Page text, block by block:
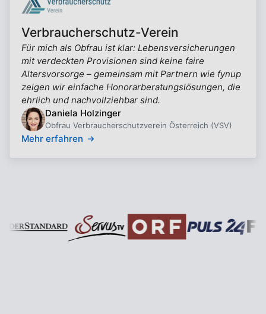
Verbraucherschutz-Verein
Für mich als Obfrau ist klar: Lebensversicherungen
mit verdeckten Provisionen sind keine faire
Altersvorsorge – gemeinsam mit Partnern wie fynup
zeigen wir einfache Honorarberatungslösungen, die
ehrlich und nachvollziehbar sind.
Daniela Holzinger
Obfrau Verbraucherschutzverein Österreich (VSV)
Mehr erfahren